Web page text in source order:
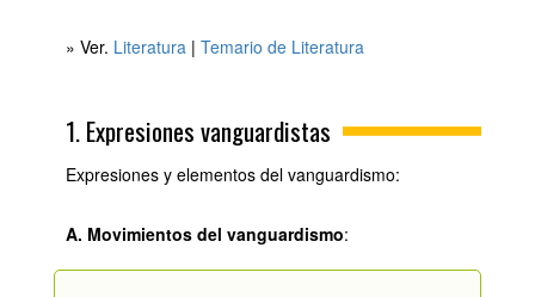
» Ver. Literatura | Temario de Literatura
1. Expresiones vanguardistas
Expresiones y elementos del vanguardismo:
A. Movimientos del vanguardismo: